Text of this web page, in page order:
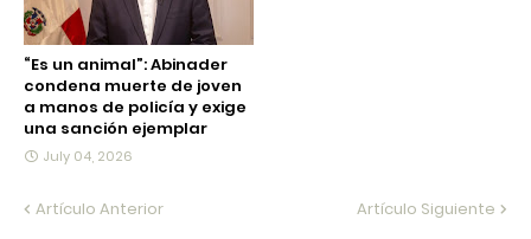
“Es un animal”: Abinader
condena muerte de joven
a manos de policía y exige
una sanción ejemplar
July 04, 2026
Artículo Anterior Artículo Siguiente